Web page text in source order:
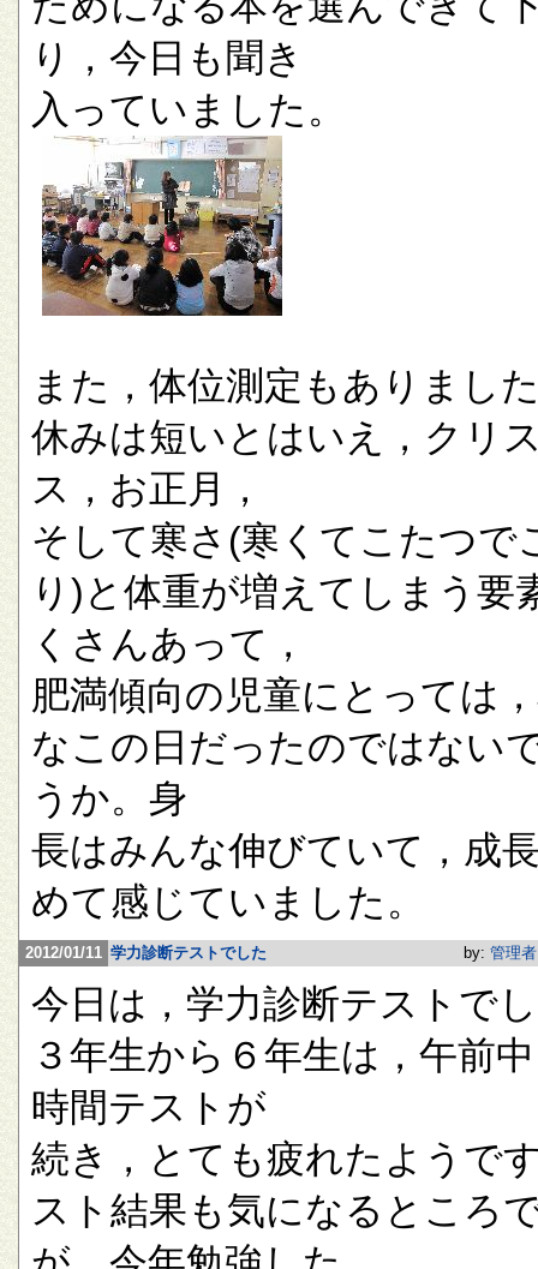
り，今日も聞き
入っていました。
また，体位測定もありまし
休みは短いとはいえ，クリ
ス，お正月，
そして寒さ(寒くてこたつで
り)と体重が増えてしまう要
くさんあって，
肥満傾向の児童にとっては
なこの日だったのではない
うか。身
長はみんな伸びていて，成
めて感じていました。
2012/01/11 学力診断テストでした by: 管理者
今日は，学力診断テストで
３年生から６年生は，午前
時間テストが
続き，とても疲れたようで
スト結果も気になるところ